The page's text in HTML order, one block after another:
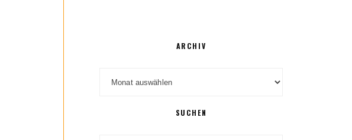
ARCHIV
SUCHEN